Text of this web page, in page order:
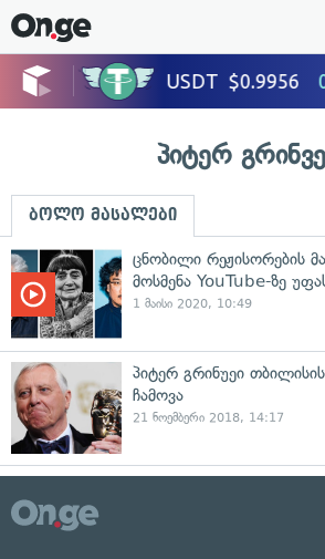
პიტერ
ბოლო მასალები
ცნობილი რეჟისორების
მოსმენა YouTube-ზე
1 მაისი 2020, 10:49
პიტერ გრინუეი
ჩამოვა
21 ნოემბერი 2018, 14:17